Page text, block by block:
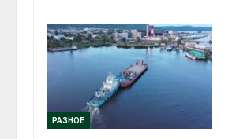
РАЗНОЕ